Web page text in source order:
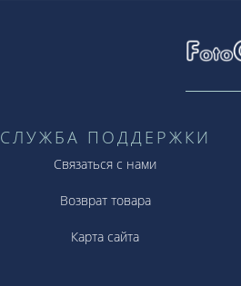
СЛУЖБА ПОДДЕРЖКИ
Связаться с нами
Возврат товара
Карта сайта